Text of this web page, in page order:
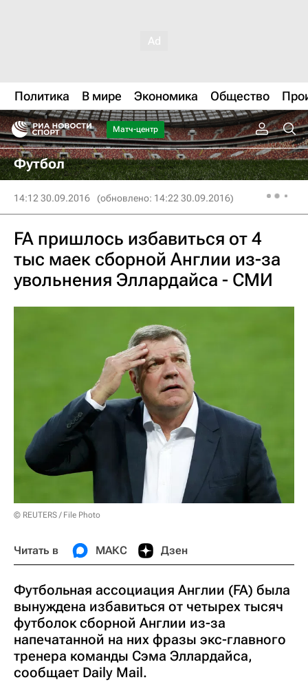
Политика В мире Экономика Общество
Матч-центр
Футбол
14:12 30.09.2016 (обновлено: 14:22 30.09.2016)
FA пришлось избавиться от 4
тыс маек сборной Англии из-за
увольнения Эллардайса - СМИ
© REUTERS / File Photo
Читать в МАКС Дзен
Футбольная ассоциация Англии (FA) была
вынуждена избавиться от четырех тысяч
футболок сборной Англии из-за
напечатанной на них фразы экс-главного
тренера команды Сэма Эллардайса,
сообщает Daily Mail.